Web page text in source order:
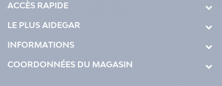
ACCÈS RAPIDE
LE PLUS AIDEGAR
INFORMATIONS
COORDONNÉES DU MAGASIN